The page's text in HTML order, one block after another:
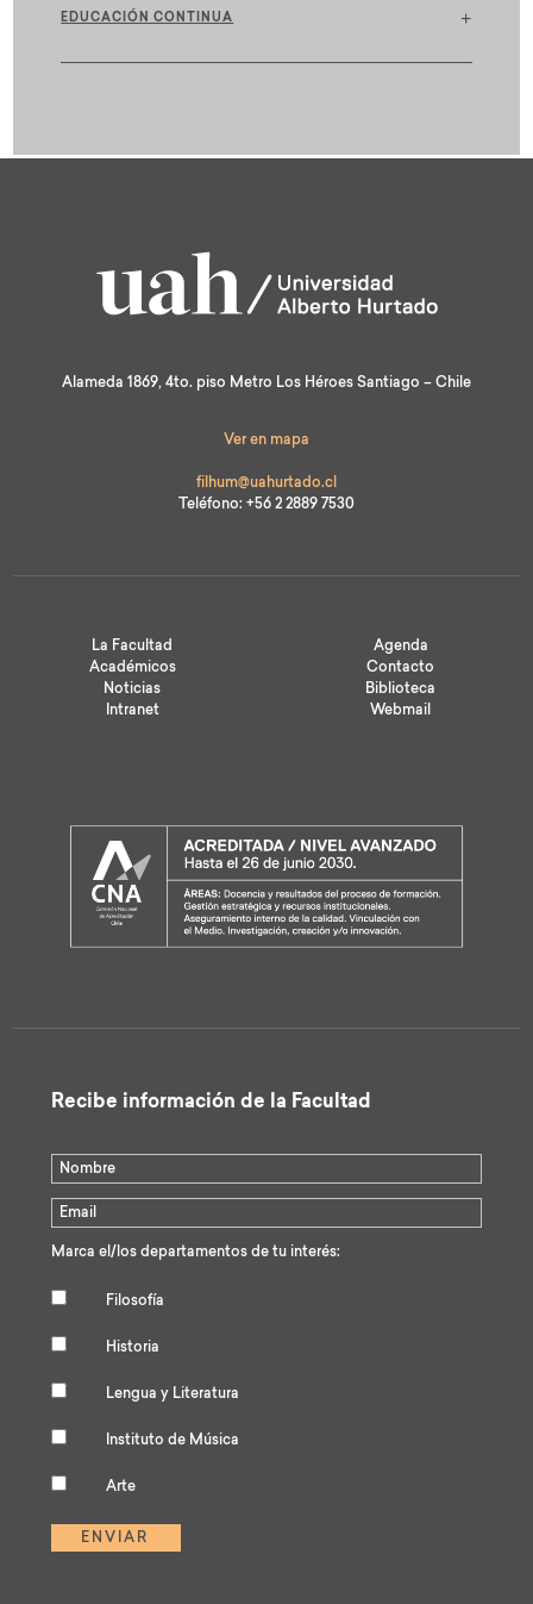
EDUCACIÓN CONTINUA +
test
Alameda 1869, 4to. piso Metro Los Héroes Santiago – Chile
Ver en mapa
filhum@uahurtado.cl
Teléfono: +56 2 2889 7530
La Facultad
Académicos
Noticias
Intranet
Agenda
Contacto
Biblioteca
Webmail
Recibe información de la Facultad
Marca el/los departamentos de tu interés:
Filosofía
Historia
Lengua y Literatura
Instituto de Música
Arte